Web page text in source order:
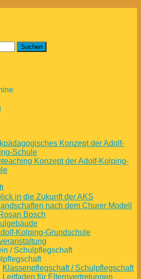
Konzept der Adolf-
Schule
Konzept der Adolf-Kolping-
in die Zukunft der AKS
nach dem Churer Modell
Bosch
Kolping-Grundschule
/ Schulpflegschaft
Klassenpflegschaft / Schulpflegschaft
Leitfaden für Elternvertretungen